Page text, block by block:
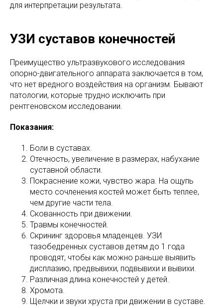
для интерпретации результата.
УЗИ суставов конечностей
Преимущество ультразвукового исследования
опорно-двигательного аппарата заключается в том,
что нет вредного воздействия на организм. Бывают
патологии, которые трудно исключить при
рентгеновском исследовании.
Показания:
Боли в суставах.
Отечность, увеличение в размерах, набухание
суставной области.
Покраснение кожи, чувство жара. На ощупь
место сочленения костей может быть теплее,
чем другие части тела.
Скованность при движении.
Травмы конечностей.
Скрининг здоровья младенцев. УЗИ
тазобедренных суставов детям до 1 года
проводят, чтобы как можно раньше выявить
дисплазию, предвывихи, подвывихи и вывихи.
Различная длина конечностей у детей.
Хромота.
Щелчки и звуки хруста при движении в суставе.